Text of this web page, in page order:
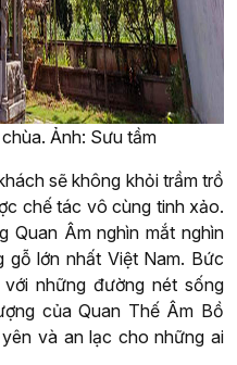
Ảnh: Sưu tầm
sẽ không khỏi trầm trồ
chế tác vô cùng tinh xảo.
Quan Âm nghìn mắt nghìn
gỗ lớn nhất Việt Nam. Bức
những đường nét sống
của Quan Thế Âm Bồ
và an lạc cho những ai